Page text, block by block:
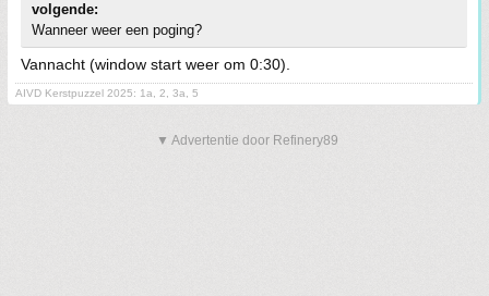
volgende:
Wanneer weer een poging?
Vannacht (window start weer om 0:30).
AIVD Kerstpuzzel 2025: 1a, 2, 3a, 5
▼ Advertentie door Refinery89